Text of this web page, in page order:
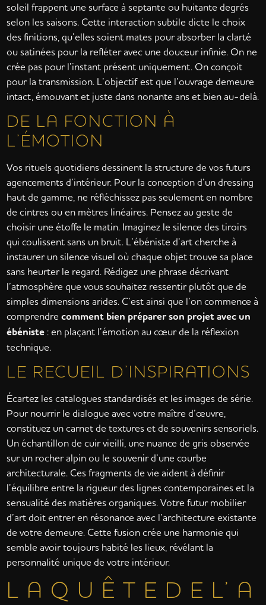
soleil frappent une surface à septante ou huitante degrés
selon les saisons. Cette interaction subtile dicte le choix
des finitions, qu’elles soient mates pour absorber la clarté
ou satinées pour la refléter avec une douceur infinie. On ne
crée pas pour l’instant présent uniquement. On conçoit
pour la transmission. L’objectif est que l’ouvrage demeure
intact, émouvant et juste dans nonante ans et bien au-delà.
DE LA FONCTION À
L’ÉMOTION
Vos rituels quotidiens dessinent la structure de vos futurs
agencements d’intérieur. Pour la conception d’un dressing
haut de gamme, ne réfléchissez pas seulement en nombre
de cintres ou en mètres linéaires. Pensez au geste de
choisir une étoffe le matin. Imaginez le silence des tiroirs
qui coulissent sans un bruit. L’ébéniste d’art cherche à
instaurer un silence visuel où chaque objet trouve sa place
sans heurter le regard. Rédigez une phrase décrivant
l’atmosphère que vous souhaitez ressentir plutôt que de
simples dimensions arides. C’est ainsi que l’on commence à
comprendrecomment bien préparer son projet avec un
ébéniste : en plaçant l’émotion au cœur de la réflexion
technique.
LE RECUEIL D’INSPIRATIONS
Écartez les catalogues standardisés et les images de série.
Pour nourrir le dialogue avec votre maître d’œuvre,
constituez un carnet de textures et de souvenirs sensoriels.
Un échantillon de cuir vieilli, une nuance de gris observée
sur un rocher alpin ou le souvenir d’une courbe
architecturale. Ces fragments de vie aident à définir
l’équilibre entre la rigueur des lignes contemporaines et la
sensualité des matières organiques. Votre futur mobilier
d’art doit entrer en résonance avec l’architecture existante
de votre demeure. Cette fusion crée une harmonie qui
semble avoir toujours habité les lieux, révélant la
personnalité unique de votre intérieur.
L A Q U Ê T E D E L’ A